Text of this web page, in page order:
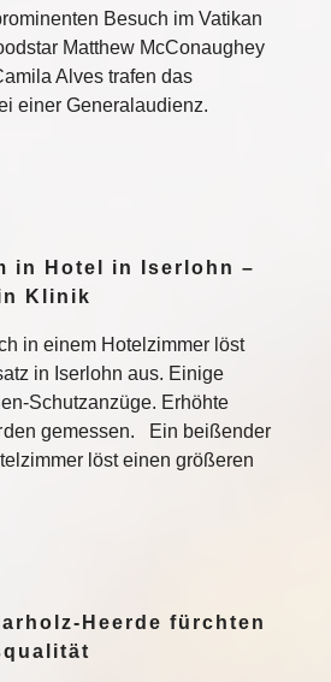
Besuch im Vatikan
Matthew McConaughey
Alves trafen das
einer Generalaudienz.
in Hotel in Iserlohn –
Klinik
in einem Hotelzimmer löst
in Iserlohn aus. Einige
Schutzanzüge. Erhöhte
gemessen. Ein beißender
löst einen größeren
Heerde fürchten